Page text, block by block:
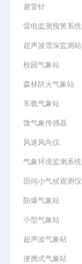
避雷针
雷电监测预警系统
超声波雪深监测站
校园气象站
森林防火气象站
车载气象站
微气象传感器
风速风向仪
气象环境监测系统
田间小气候观测仪
防爆气象站
小型气象站
超声波气象站
便携式气象站